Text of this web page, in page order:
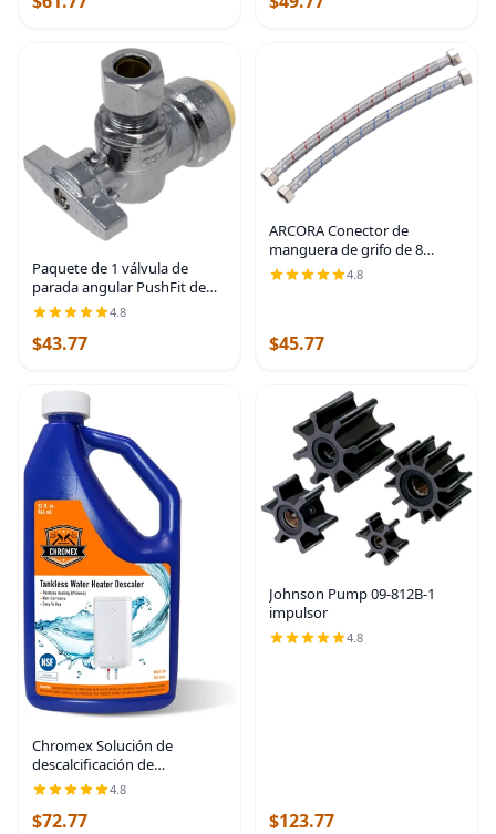
Paquete de 1 válvula de
parada angular PushFit de
1/2 pulgada nominal x 3/8
exterior Comp, válvula de
4.8
$43.77
ARCORA Conector de
manguera de grifo de 8
pulgadas de longitud
trenzado de acero inoxidable
4.8
$45.77
Chromex Solución de
descalcificación de
calentador de agua sin
tanque certificada por NSF |
Descalcificador altamente
4.8
$72.77
Johnson Pump 09-812B-1
impulsor
4.8
$123.77